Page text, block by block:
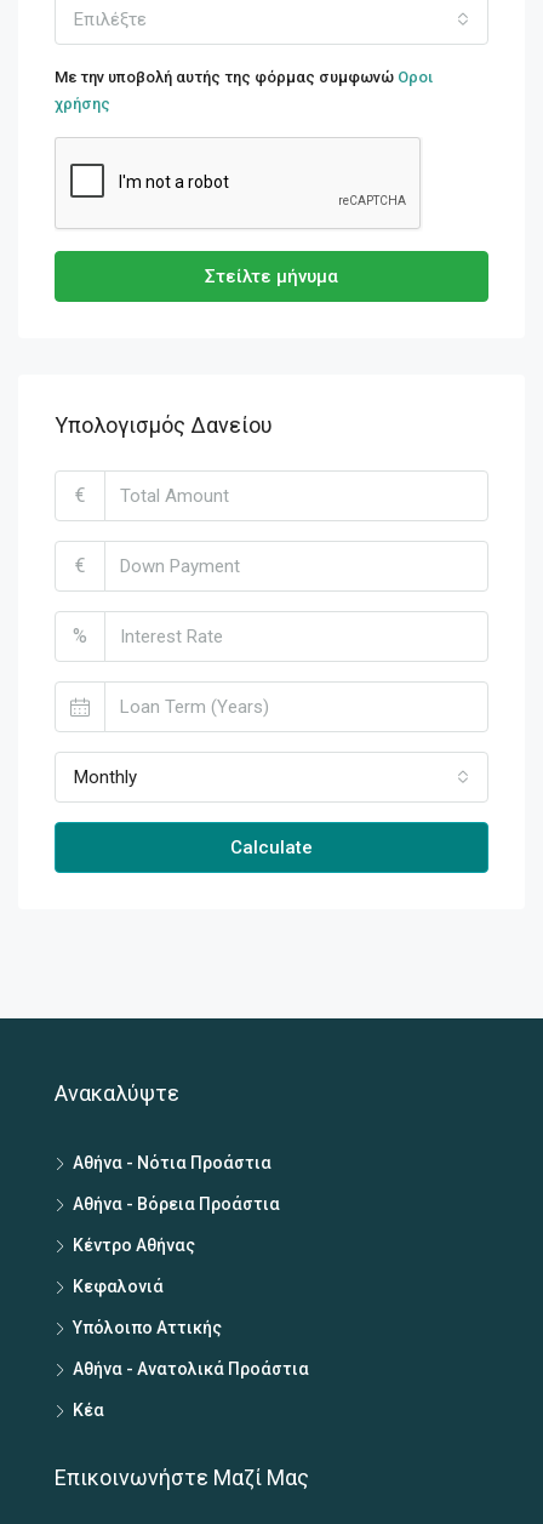
Επιλέξτε
Με την υποβολή αυτής της φόρμας συμφωνώ Οροι
χρήσης
Στείλτε μήνυμα
Υπολογισμός Δανείου
€
€
%
Monthly
Calculate
Ανακαλύψτε
Αθήνα - Νότια Προάστια
Αθήνα - Βόρεια Προάστια
Κέντρο Αθήνας
Κεφαλονιά
Υπόλοιπο Αττικής
Αθήνα - Ανατολικά Προάστια
Κέα
Επικοινωνήστε Μαζί Μας